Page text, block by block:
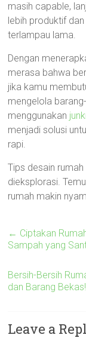
masih capable,
lebih produktif
terlampau lama.
Dengan
merasa bahwa
jika kamu
mengelola
menggunakan
menjadi solusi
rapi.
Tips desain
dieksplorasi.
rumah makin
← Ciptakan
Sampah yang
Bersih-Bersih
dan Barang Bekas!
Leave a